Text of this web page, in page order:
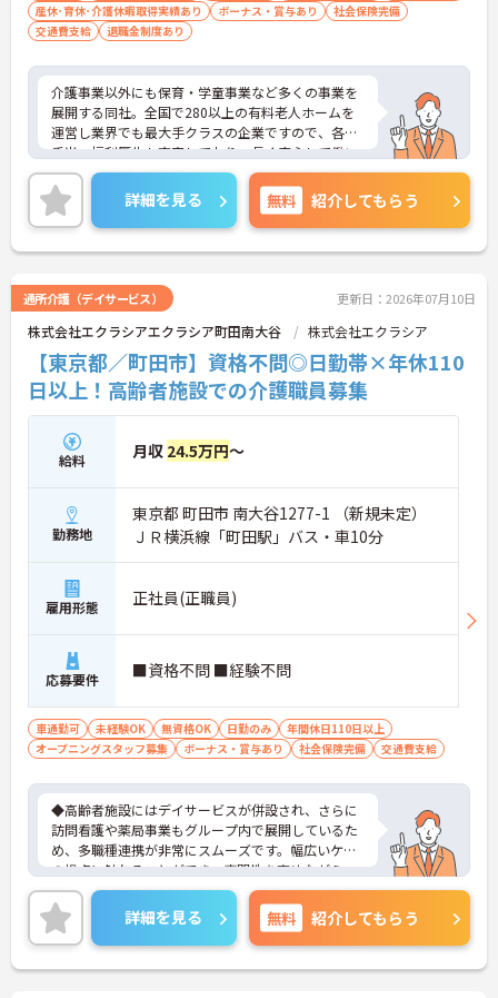
産休･育休･介護休暇取得実績あり
ボーナス・賞与あり
社会保険完備
交通費支給
退職金制度あり
介護事業以外にも保育・学童事業など多くの事業を
展開する同社。全国で280以上の有料老人ホームを
運営し業界でも最大手クラスの企業ですので、各種
手当、福利厚生も充実しており、長く安心して働い
ていただける環境です。ご興味ある方には、面接対
策ポイントなど、さらに詳細をお話しいたしますの
でお気軽にご相談ください。
詳細を見る 無料 紹介してもらう
通所介護（デイサービス） 更新日：2026年07月10日
株式会社エクラシアエクラシア町田南大谷 株式会社エクラシア
【東京都／町田市】資格不問◎日勤帯×年休110
日以上！高齢者施設での介護職員募集
給料 月収 24.5万円～
勤務地
東京都 町田市 南大谷1277-1 （新規未定）
ＪＲ横浜線「町田駅」バス・車10分
雇用形態 正社員(正職員)
応募要件 ■資格不問 ■経験不問
車通勤可 未経験OK 無資格OK 日勤のみ
年間休日110日以上
オープニングスタッフ募集
ボーナス・賞与あり 社会保険完備 交通費支給
◆高齢者施設にはデイサービスが併設され、さらに
訪問看護や薬局事業もグループ内で展開しているた
め、多職種連携が非常にスムーズです。幅広いケア
の視点に触れることができ、専門性を高めながらス
キルアップできる土壌があります。
◆「学びたい」という意欲を全力で応援する職場で
す。資格取得支援制度を利用すれば、介護職員初任
者研修や実務者研修などの費用を会社負担で取得可
能です。資格を取得するごとにしっかりと給与に反
詳細を見る 無料 紹介してもらう